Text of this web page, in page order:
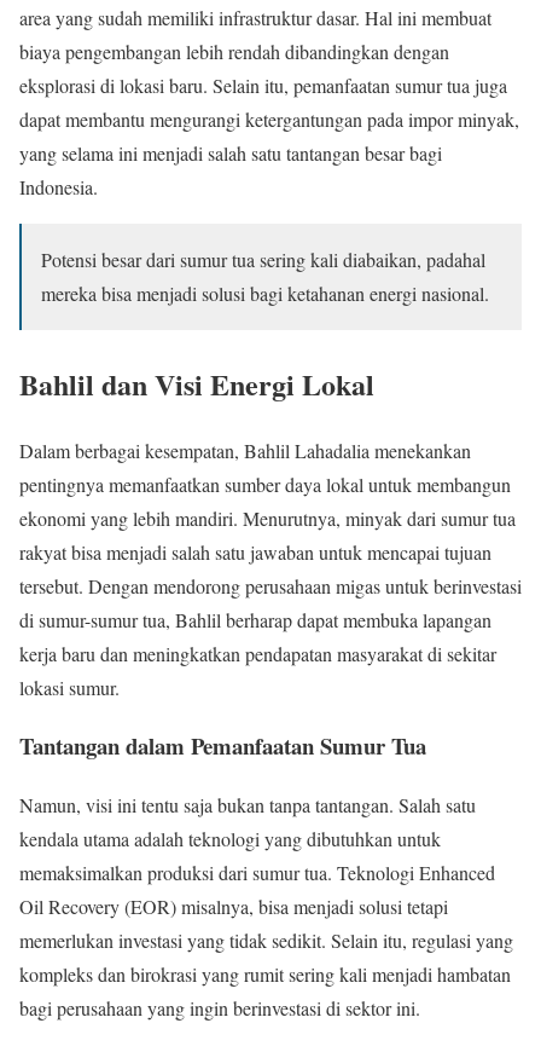
area yang sudah memiliki infrastruktur dasar. Hal ini membuat
biaya pengembangan lebih rendah dibandingkan dengan
eksplorasi di lokasi baru. Selain itu, pemanfaatan sumur tua juga
dapat membantu mengurangi ketergantungan pada impor minyak,
yang selama ini menjadi salah satu tantangan besar bagi
Indonesia.
Potensi besar dari sumur tua sering kali diabaikan, padahal
mereka bisa menjadi solusi bagi ketahanan energi nasional.
Bahlil dan Visi Energi Lokal
Dalam berbagai kesempatan, Bahlil Lahadalia menekankan
pentingnya memanfaatkan sumber daya lokal untuk membangun
ekonomi yang lebih mandiri. Menurutnya, minyak dari sumur tua
rakyat bisa menjadi salah satu jawaban untuk mencapai tujuan
tersebut. Dengan mendorong perusahaan migas untuk berinvestasi
di sumur-sumur tua, Bahlil berharap dapat membuka lapangan
kerja baru dan meningkatkan pendapatan masyarakat di sekitar
lokasi sumur.
Tantangan dalam Pemanfaatan Sumur Tua
Namun, visi ini tentu saja bukan tanpa tantangan. Salah satu
kendala utama adalah teknologi yang dibutuhkan untuk
memaksimalkan produksi dari sumur tua. Teknologi Enhanced
Oil Recovery (EOR) misalnya, bisa menjadi solusi tetapi
memerlukan investasi yang tidak sedikit. Selain itu, regulasi yang
kompleks dan birokrasi yang rumit sering kali menjadi hambatan
bagi perusahaan yang ingin berinvestasi di sektor ini.